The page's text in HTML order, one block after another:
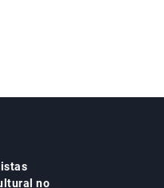
no